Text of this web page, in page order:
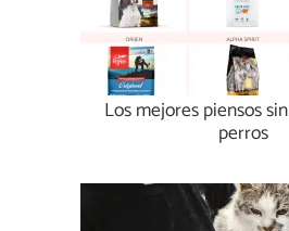
Los mejores piensos
perros